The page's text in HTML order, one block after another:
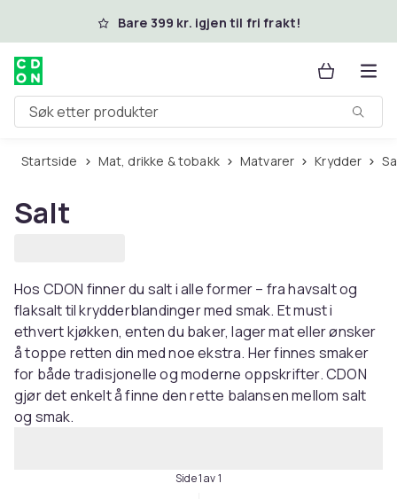
Hopp til hovedinnholdBare 399 kr. igjen til fri frakt!
Søk etter produkter
Startside Mat, drikke & tobakk Matvarer Krydder
Salt
Hos CDON finner du salt i alle former – fra havsalt og
flaksalt til krydderblandinger med smak. Et must i
ethvert kjøkken, enten du baker, lager mat eller ønsker
å toppe retten din med noe ekstra. Her finnes smaker
for både tradisjonelle og moderne oppskrifter. CDON
gjør det enkelt å finne den rette balansen mellom salt
og smak.
Side 1 av 1